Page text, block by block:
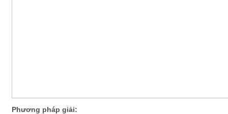
Phương pháp giải: